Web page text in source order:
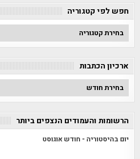
חפש לפי קטגוריה
חפש
לפי
ארכיון הכתבות
ארכיון
הכתבות
הרשומות והעמודים הנצפים ביותר
יום בהיסטוריה - חודש אוגוסט